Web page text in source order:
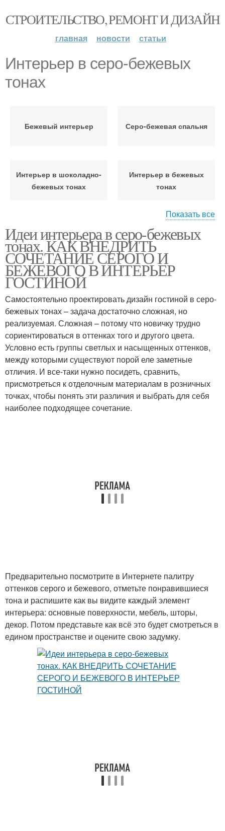
СТРОИТЕЛЬСТВО, РЕМОНТ И ДИЗАЙН
главная новости статьи
Интерьер в серо-бежевых
тонах
Бежевый интерьер Серо-бежевая спальня
Интерьер в шоколадно-
бежевых тонах
Интерьер в бежевых
тонах
акцентами
Бежевые интерьеры
Светло-бежевый
интерьер
Нейтральный тон Цвета в интерьере
Бело-бежевый
интерьер
Серо-бежевый
Показать все
Идеи интерьера в серо-бежевых
тонах. КАК ВНЕДРИТЬ
СОЧЕТАНИЕ СЕРОГО И
БЕЖЕВОГО В ИНТЕРЬЕР
ГОСТИНОЙ
Самостоятельно проектировать дизайн гостиной в серо-
бежевых тонах – задача достаточно сложная, но
реализуемая. Сложная – потому что новичку трудно
сориентироваться в оттенках того и другого цвета.
Условно есть группы светлых и насыщенных оттенков,
между которыми существуют порой еле заметные
отличия. И все-таки нужно посидеть, сравнить,
присмотреться к отделочным материалам в розничных
точках, чтобы понять эти различия и выбрать для себя
наиболее подходящее сочетание.
Предварительно посмотрите в Интернете палитру
оттенков серого и бежевого, отметьте понравившиеся
тона и распишите как вы видите каждый элемент
интерьера: основные поверхности, мебель, шторы,
декор. Потом представьте как всё это будет смотреться в
едином пространстве и оцените свою задумку.